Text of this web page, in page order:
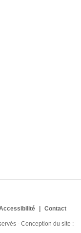
Contact
- Conception du site :